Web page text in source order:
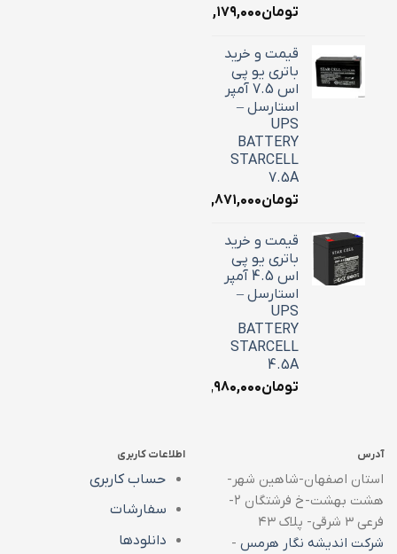
تومان۳,۱۷۹,۰۰۰
قیمت و خرید
باتری یو پی
اس 7.5 آمپر
استارسل –
UPS
BATTERY
STARCELL
7.5A
تومان۲,۸۷۱,۰۰۰
قیمت و خرید
باتری یو پی
اس 4.5 آمپر
استارسل –
UPS
BATTERY
STARCELL
4.5A
تومان۱,۹۸۰,۰۰۰
آدرس
استان اصفهان-شاهین شهر-
هشت بهشت-خ فرشتگان ۲-
فرعی ۳ شرقی- پلاک ۴۳
شرکت اندیشه نگار هرمس -
اطلاعات کاربری
حساب کاربری
سفارشات
دانلودها